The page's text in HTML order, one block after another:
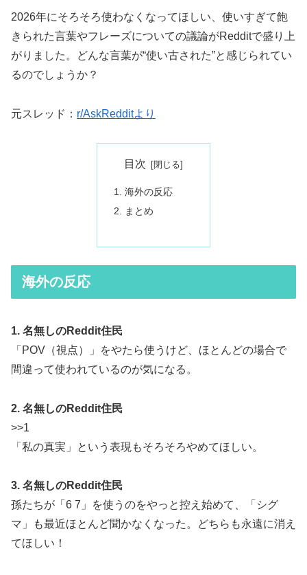
2026年にそろそろ使わなくなってほしい、使いすぎて飽
きられた言葉やフレーズについての議論がRedditで盛り上
がりました。どんな言葉が“使い古された”と感じられてい
るのでしょうか？
元スレッド： r/AskRedditより
目次
海外の反応
まとめ
海外の反応
1. 名無しのReddit住民
「POV（視点）」をやたら使うけど、ほとんどの場合で
間違って使われているのが気になる。
2. 名無しのReddit住民
>>1
「私の真実」という表現もそろそろやめてほしい。
3. 名無しのReddit住民
孫たちが「6 7」を使うのをやっと控え始めて、「シグ
マ」も最近ほとんど聞かなくなった。どちらも永遠に消え
てほしい！